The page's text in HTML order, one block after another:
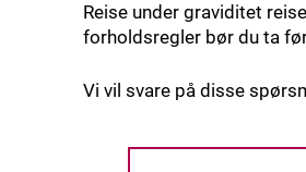
Reise under graviditet
forholdsregler bør du ta
Vi vil svare på disse